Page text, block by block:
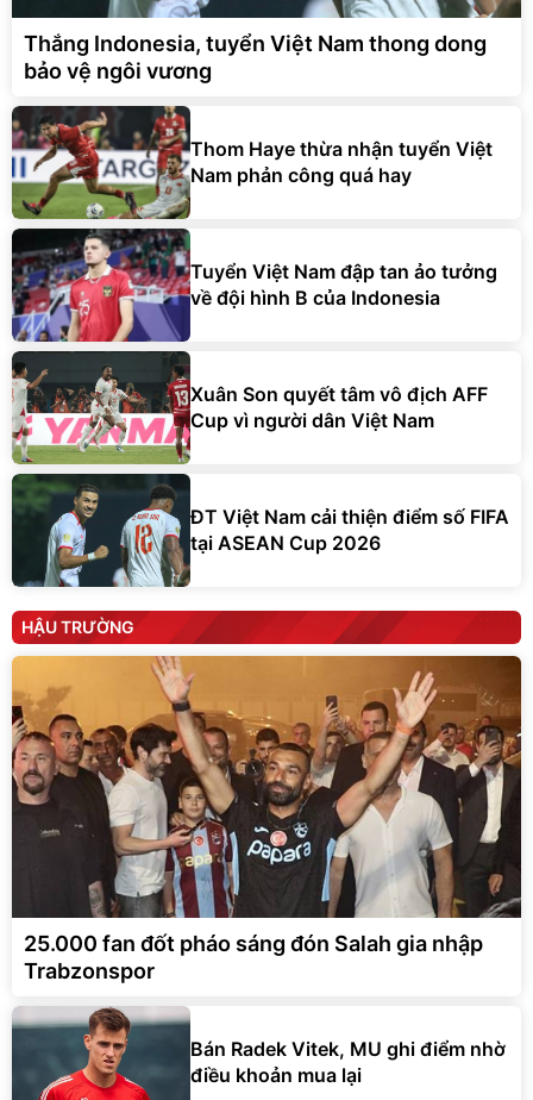
Thắng Indonesia, tuyển Việt Nam thong dong
bảo vệ ngôi vương
Thom Haye thừa nhận tuyển Việt
Nam phản công quá hay
Tuyển Việt Nam đập tan ảo tưởng
về đội hình B của Indonesia
Xuân Son quyết tâm vô địch AFF
Cup vì người dân Việt Nam
ĐT Việt Nam cải thiện điểm số FIFA
tại ASEAN Cup 2026
HẬU TRƯỜNG
25.000 fan đốt pháo sáng đón Salah gia nhập
Trabzonspor
Bán Radek Vitek, MU ghi điểm nhờ
điều khoản mua lại